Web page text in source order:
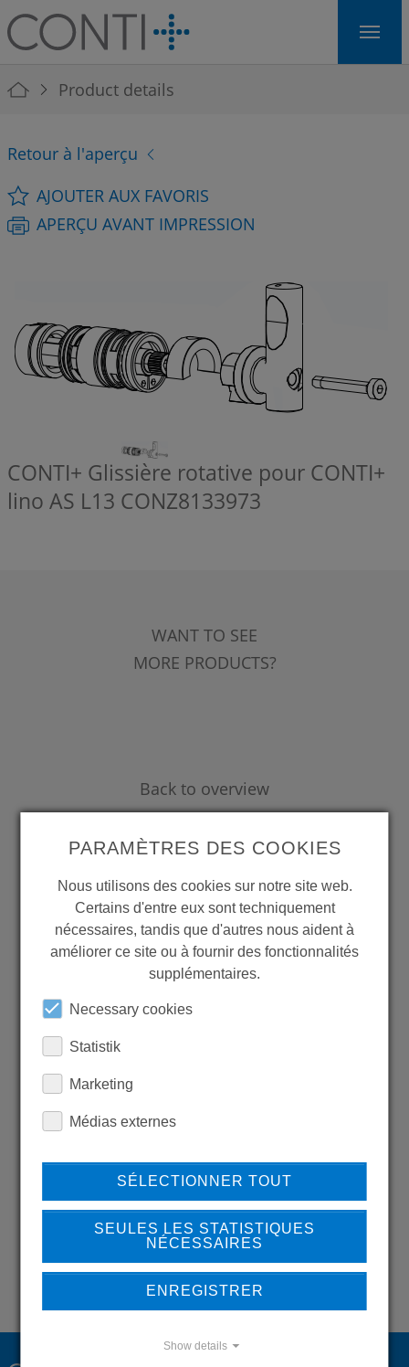
Skip to main navigation
Skip to main content
Skip to page footer
You are here:
Product details
Retour à l'aperçu
AJOUTER AUX FAVORIS
APERÇU AVANT IMPRESSION
CONTI+ Glissière rotative pour CONTI+
lino AS L13 CONZ8133973
WANT TO SEE
MORE PRODUCTS?
Back to overview
OUR REFERENCES
DO YOU HAVE QUESTIONS?
Contact
PARAMÈTRES DES COOKIES
Nous utilisons des cookies sur notre site web.
Certains d'entre eux sont techniquement
nécessaires, tandis que d'autres nous aident à
améliorer ce site ou à fournir des fonctionnalités
supplémentaires.
Necessary cookies
Statistik
Marketing
Médias externes
SÉLECTIONNER TOUT
SEULES LES STATISTIQUES
NÉCESSAIRES
ENREGISTRER
Show details